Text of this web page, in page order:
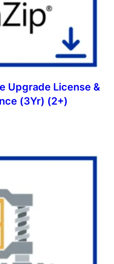
Upgrade License &
(3Yr) (2+)